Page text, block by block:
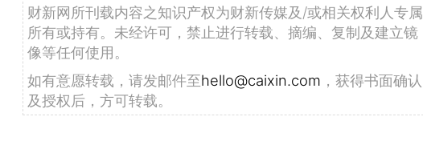
财新网所刊载内容之知识产权为财新传媒及/或相关权利人专属
所有或持有。未经许可，禁止进行转载、摘编、复制及建立镜
像等任何使用。
如有意愿转载，请发邮件至hello@caixin.com ，获得书面确认
及授权后，方可转载。